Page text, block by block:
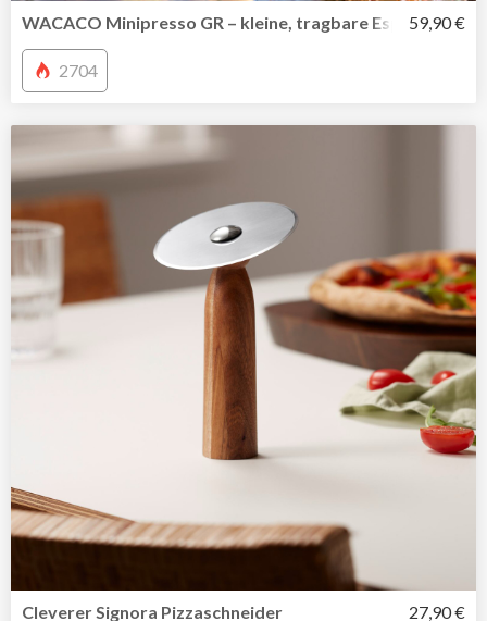
WACACO Minipresso GR – kleine, tragbare 59,90 €
2704
Cleverer Signora Pizzaschneider 27,90 €